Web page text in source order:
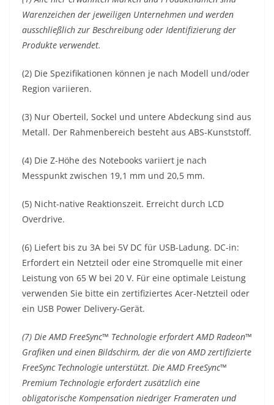
Warenzeichen der jeweiligen Unternehmen und werden
ausschließlich zur Beschreibung oder Identifizierung der
Produkte verwendet.
(2) Die Spezifikationen können je nach Modell und/oder
Region variieren.
(3) Nur Oberteil, Sockel und untere Abdeckung sind aus
Metall. Der Rahmenbereich besteht aus ABS-Kunststoff.
(4) Die Z-Höhe des Notebooks variiert je nach
Messpunkt zwischen 19,1 mm und 20,5 mm.
(5) Nicht-native Reaktionszeit. Erreicht durch LCD
Overdrive.
(6) Liefert bis zu 3A bei 5V DC für USB-Ladung. DC-in:
Erfordert ein Netzteil oder eine Stromquelle mit einer
Leistung von 65 W bei 20 V. Für eine optimale Leistung
verwenden Sie bitte ein zertifiziertes Acer-Netzteil oder
ein USB Power Delivery-Gerät.
(7) Die AMD FreeSync™ Technologie erfordert AMD Radeon™
Grafiken und einen Bildschirm, der die von AMD zertifizierte
FreeSync Technologie unterstützt. Die AMD FreeSync™
Premium Technologie erfordert zusätzlich eine
obligatorische Kompensation niedriger Frameraten und